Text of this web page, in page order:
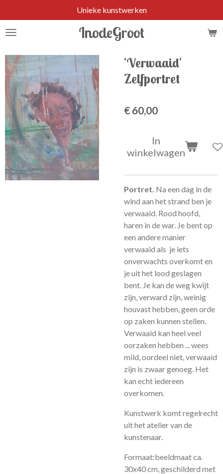
direct
naar
hoofdinhoud
InodeGroot
Unieke kunstwerken
'Verwaaid'
Zelfportret
€ 60,00
In
winkelwagen
Portret. Na een dag in de
wind aan het strand ben je
verwaaid. Rood hoofd,
haren in de war. Je bent op
een andere manier
verwaaid als je iets
onverwachts overkomt en
je uit het lood geslagen
bent. Je kan de weg kwijt
zijn, verward zijn, weinig
houvast hebben, geen orde
op zaken kunnen stellen.
Verwaaid kan heel veel
oorzaken hebben ... wees
mild, oordeel niet, verwaaid
zijn is zwaar genoeg. Het
kan echt iedereen
overkomen.
Kunstwerk komt regelrecht
uit het atelier van de
kunstenaar.
Formaat:beeldmaat ca.
30x40 cm, geschilderd met